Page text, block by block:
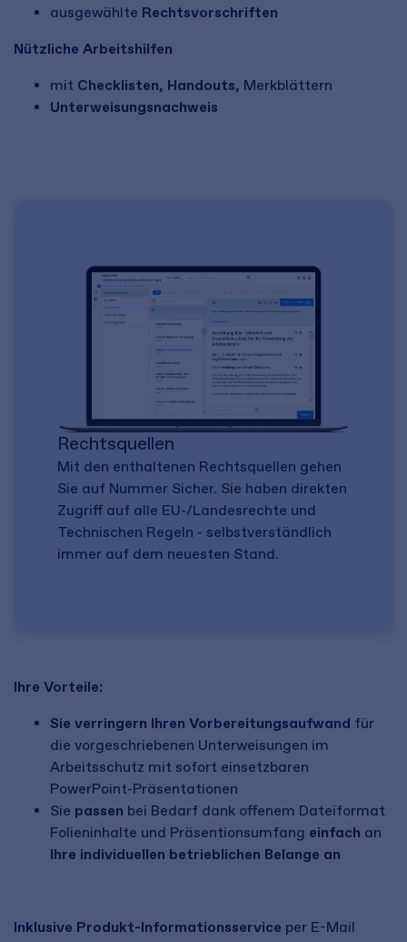
ausgewählte Rechtsvorschriften
Nützliche Arbeitshilfen
mit Checklisten, Handouts, Merkblättern
Unterweisungsnachweis
Rechtsquellen
Mit den enthaltenen Rechtsquellen gehen
Sie auf Nummer Sicher. Sie haben direkten
Zugriff auf alle EU-/Landesrechte und
Technischen Regeln - selbstverständlich
immer auf dem neuesten Stand.
Ihre Vorteile:
Sie verringern Ihren Vorbereitungsaufwand für
die vorgeschriebenen Unterweisungen im
Arbeitsschutz mit sofort einsetzbaren
PowerPoint-Präsentationen
Sie passen bei Bedarf dank offenem Dateiformat
Folieninhalte und Präsentionsumfang einfach an
Ihre individuellen betrieblichen Belange an
Inklusive Produkt-Informationsservice per E-Mail